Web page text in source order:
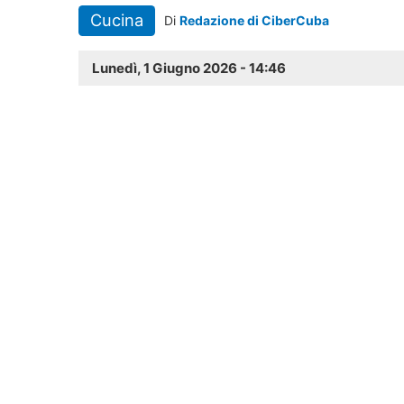
Cucina Di Redazione di CiberCuba
Lunedì, 1 Giugno 2026 - 14:46